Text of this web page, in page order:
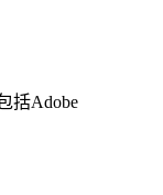
括Adobe